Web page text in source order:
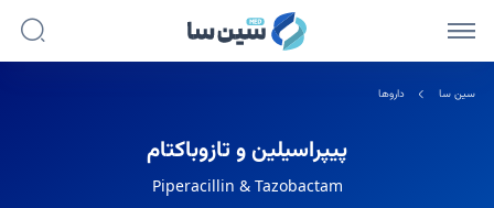
سین سا داروها
پیپراسیلین و تازوباکتام
Piperacillin & Tazobactam